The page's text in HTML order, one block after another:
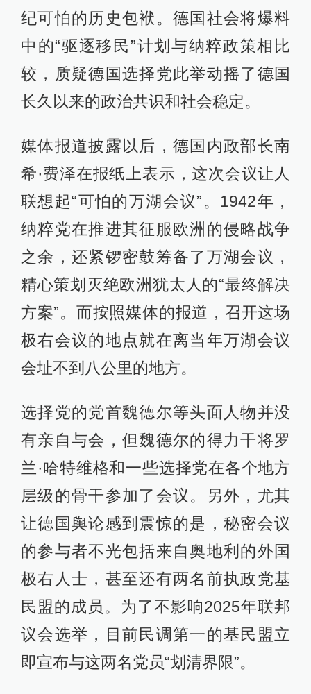
纪可怕的历史包袱。德国社会将爆料
中的“驱逐移民”计划与纳粹政策相比
较，质疑德国选择党此举动摇了德国
长久以来的政治共识和社会稳定。
媒体报道披露以后，德国内政部长南
希·费泽在报纸上表示，这次会议让人
联想起“可怕的万湖会议”。1942年，
纳粹党在推进其征服欧洲的侵略战争
之余，还紧锣密鼓筹备了万湖会议，
精心策划灭绝欧洲犹太人的“最终解决
方案”。而按照媒体的报道，召开这场
极右会议的地点就在离当年万湖会议
会址不到八公里的地方。
选择党的党首魏德尔等头面人物并没
有亲自与会，但魏德尔的得力干将罗
兰·哈特维格和一些选择党在各个地方
层级的骨干参加了会议。另外，尤其
让德国舆论感到震惊的是，秘密会议
的参与者不光包括来自奥地利的外国
极右人士，甚至还有两名前执政党基
民盟的成员。为了不影响2025年联邦
议会选举，目前民调第一的基民盟立
即宣布与这两名党员“划清界限”。